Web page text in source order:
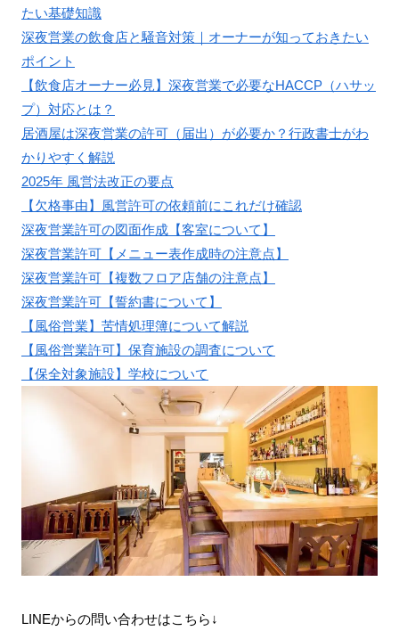
たい基礎知識
深夜営業の飲食店と騒音対策｜オーナーが知っておきたい
ポイント
【飲食店オーナー必見】深夜営業で必要なHACCP（ハサッ
プ）対応とは？
居酒屋は深夜営業の許可（届出）が必要か？行政書士がわ
かりやすく解説
2025年 風営法改正の要点
【欠格事由】風営許可の依頼前にこれだけ確認
深夜営業許可の図面作成【客室について】
深夜営業許可【メニュー表作成時の注意点】
深夜営業許可【複数フロア店舗の注意点】
深夜営業許可【誓約書について】
【風俗営業】苦情処理簿について解説
【風俗営業許可】保育施設の調査について
【保全対象施設】学校について
LINEからの問い合わせはこちら↓